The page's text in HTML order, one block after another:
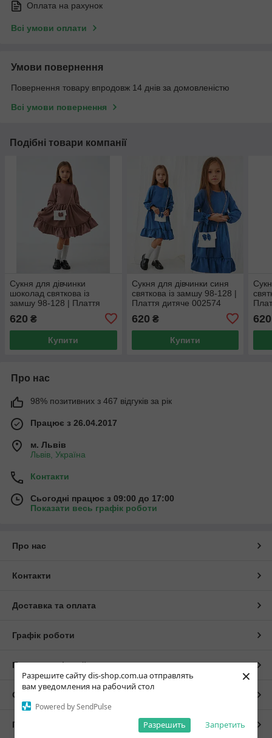
Разрешите сайту dis-shop.com.ua отправлять
вам уведомления на рабочий стол
Powered by SendPulse
Запретить
Разрешить
×
Оплата на рахунок
Всі умови оплати
Умови повернення
Повернення товару впродовж 14 днів за домовленістю
Всі умови повернення
Подібні товари компанії
Сукня для дівчинки
шоколад святкова із
замшу 98-128 | Плаття
620 ₴
Купити
Сукня для дівчинки синя
святкова із замшу 98-128 |
Плаття дитяче 002574
620 ₴
Купити
620
Про нас
98% позитивних з 467 відгуків за рік
Працює з 26.04.2017
м. Львів
Львів, Україна
Контакти
Сьогодні працює з 09:00 до 17:00
Показати весь графік роботи
Про нас
Контакти
Доставка та оплата
Графік роботи
Повна версія сайту
Сайт створено на маркетплейсі
Політика конфіденційності